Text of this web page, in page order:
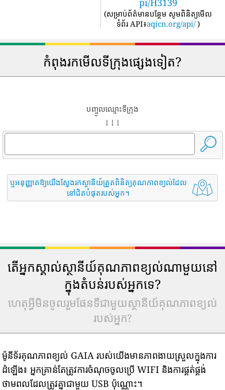
(សម្រាប់ព័ត៌មានបន្ថែម សូមពិនិត្យមើល
ទំព័រ API៖aqicn.org/api/ )
កំពុងរកមើលទីក្រុងផ្សេងទៀត?
បញ្ចូលឈ្មោះទីក្រុង
↓ ↓ ↓
ឬអនុញ្ញាតឱ្យយើងស្វែងរកស្ថានីយ៍ត្រួតពិនិត្យគុណភាពខ្យល់ដែល
នៅជិតបំផុតរបស់អ្នក។
តើអ្នកស្គាល់ស្ថានីយ៍គុណភាពខ្យល់ណាមួយនៅ
ក្នុងតំបន់របស់អ្នកទេ?
ហេតុអ្វីមិនចូលរួមផែនទីជាមួយស្ថានីយ៍គុណភាពខ្យល់
របស់អ្នក?
ម៉ូនីទ័រគុណភាពខ្យល់ GAIA របស់យើងមានភាពងាយស្រួលក្នុងការ
ដំឡើង៖ អ្នកគ្រាន់តែត្រូវការចំណុចចូលប្រើ WIFI និងការផ្គត់ផ្គង់
ថាមពលដែលត្រូវគ្នាជាមួយ USB ប៉ុណ្ណោះ។